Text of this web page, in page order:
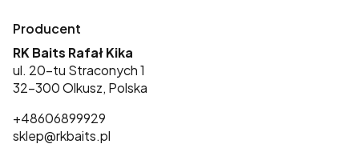
Producent
RK Baits Rafał Kika
ul. 20-tu Straconych 1
32-300 Olkusz, Polska
+48606899929
sklep@rkbaits.pl